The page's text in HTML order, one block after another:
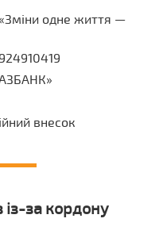
одне життя —
внесок
із-за кордону